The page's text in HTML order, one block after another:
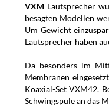
VXM Lautsprecher
besagten Modellen
Um Gewicht
Lautsprecher haben
Da besonders im
Membranen
Koaxial-Set VXM42.
Schwingspule an das